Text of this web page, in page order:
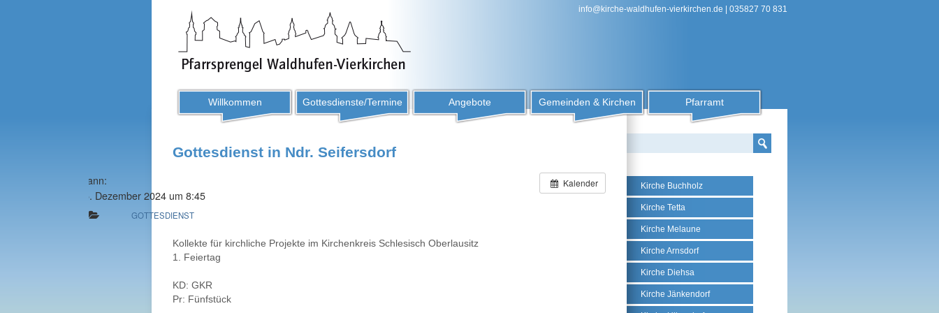
info@kirche-waldhufen-vierkirchen.de | 035827 70 831
Willkommen Gottesdienste/Termine Angebote Gemeinden & Kirchen Pfarramt
Kirche Buchholz
Kirche Tetta
Kirche Melaune
Kirche Arnsdorf
Kirche Diehsa
Kirche Jänkendorf
Gottesdienst in Ndr. Seifersdorf
Kalender
Wann:
25. Dezember 2024 um 8:45
GOTTESDIENST
Kollekte für kirchliche Projekte im Kirchenkreis Schlesisch Oberlausitz
1. Feiertag
KD: GKR
Pr: Fünfstück